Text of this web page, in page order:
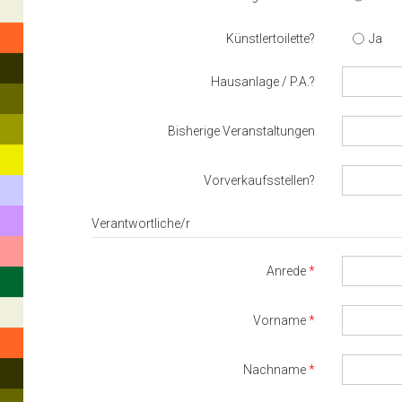
Künstlertoilette? Ja
Hausanlage / P.A.?
Bisherige Veranstaltungen
Vorverkaufsstellen?
Verantwortliche/r
Anrede
Vorname
Nachname